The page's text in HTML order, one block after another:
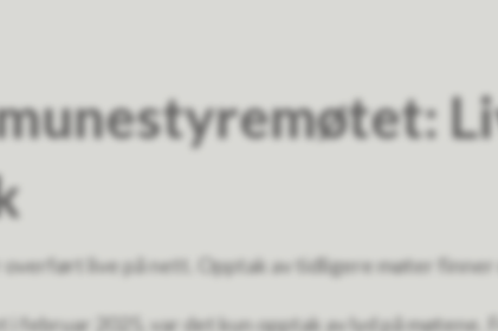
live på nett. Opptak av tidligere møter finner
i februar 2025, var det kun opptak av lyd på møtene.